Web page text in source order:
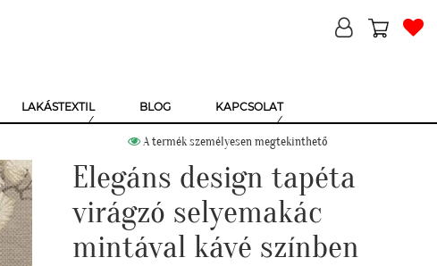
LAKÁSTEXTIL BLOG KAPCSOLAT
A termék személyesen megtekinthető
Elegáns design tapéta
virágzó selyemakác
mintával kávé színben